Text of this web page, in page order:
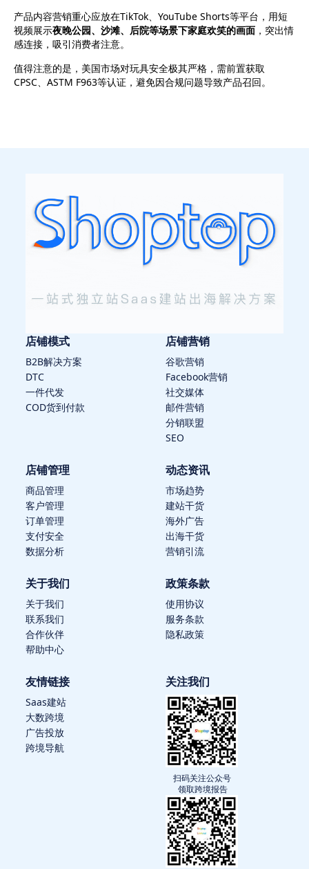
产品内容营销重心应放在TikTok、YouTube Shorts等平台，用短
视频展示夜晚公园、沙滩、后院等场景下家庭欢笑的画面 ， 突出情
感连接，吸引消费者注意。
值得注意的是，美国市场对玩具安全极其严格，需前置获取
CPSC、ASTM F963等认证，避免因合规问题导致产品召回。
店铺模式
B2B解决方案
DTC
一件代发
COD货到付款
店铺营销
谷歌营销
Facebook营销
社交媒体
邮件营销
分销联盟
SEO
店铺管理
商品管理
客户管理
订单管理
支付安全
数据分析
动态资讯
市场趋势
建站干货
海外广告
出海干货
营销引流
关于我们
关于我们
联系我们
合作伙伴
帮助中心
政策条款
使用协议
服务条款
隐私政策
友情链接
Saas建站
大数跨境
广告投放
跨境导航
关注我们
扫码关注公众号
领取跨境报告